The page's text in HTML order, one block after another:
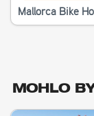
Mallorca Bike
MOHLO